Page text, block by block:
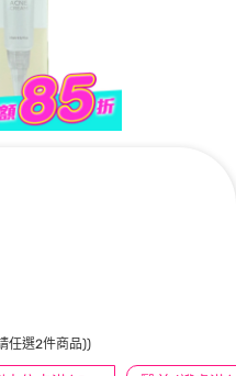
任選2件商品))